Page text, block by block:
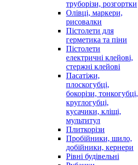
труборізи, розгортки
Олівці, маркери,
рисовалки
Пістолети для
герметика та піни
Пістолети
електричні клейові,
стержні клейові
Пасатіжи,
плоскогубці,
бокорізи, тонкогубці,
круглогубці,
кусачики, кліщі,
мультитул
Плиткорізи
Пробійники, шило,
добійники, кернери
Рівні будівельні